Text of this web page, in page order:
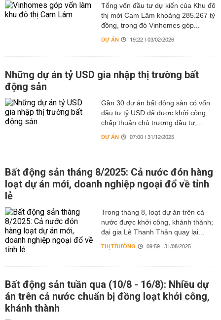
Tổng vốn đầu tư dự kiến của Khu đô
thị mới Cam Lâm khoảng 285.267 tỷ
đồng, trong đó Vinhomes góp...
DỰ ÁN 19:22 | 03/02/2026
Những dự án tỷ USD gia nhập thị trường bất
động sản
Gần 30 dự án bất động sản có vốn
đầu tư tỷ USD đã được khởi công,
chấp thuận chủ trương đầu tư,...
DỰ ÁN 07:00 | 31/12/2025
Bất động sản tháng 8/2025: Cả nước đón hàng
loạt dự án mới, doanh nghiệp ngoại đổ về tỉnh
lẻ
Trong tháng 8, loạt dự án trên cả
nước được khởi công, khánh thành;
đại gia Lê Thanh Thản quay lại...
THỊ TRƯỜNG 09:59 | 31/08/2025
Bất động sản tuần qua (10/8 - 16/8): Nhiều dự
án trên cả nước chuẩn bị đồng loạt khởi công,
khánh thành